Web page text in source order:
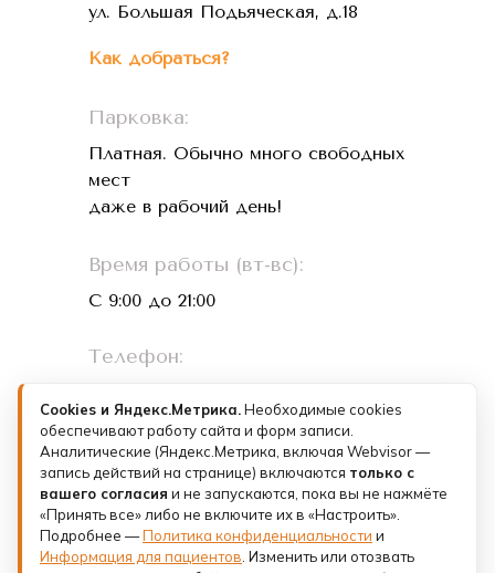
Телефон:
Время работы (вт-вс):
Парковка:
С 9:00 до 21:00
ул. Большая Подьяческая, д.18
Платная. Обычно много свободных
мест
даже в рабочий день!
Юридическое лицо: ООО «ФК КЛИНИК»
Санкт-Петербург,
Политика конфиденциальности
Лицензии и документы
Как добраться?
Cookies и Яндекс.Метрика.Необходимые cookies
обеспечивают работу сайта и форм записи.
Аналитические (Яндекс.Метрика, включая Webvisor —
запись действий на странице) включаются только с
вашего согласия и не запускаются, пока вы не нажмёте
«Принять все» либо не включите их в «Настроить».
Подробнее —Политика конфиденциальности и
Информация для пациентов . Изменить или отозвать